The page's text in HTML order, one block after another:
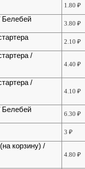
1.80₽
Белебей
3.80₽
2.10₽
/
4.40₽
/
4.10₽
Белебей
6.30₽
3₽
корзину) /
4.80₽